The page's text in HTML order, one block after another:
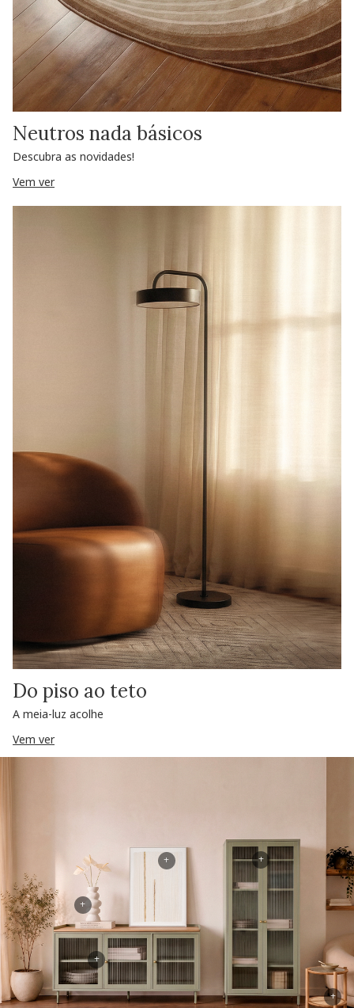
Neutros nada básicos
Descubra as novidades!
Vem ver
Do piso ao teto
A meia-luz acolhe
Vem ver
+
+
+
+
+